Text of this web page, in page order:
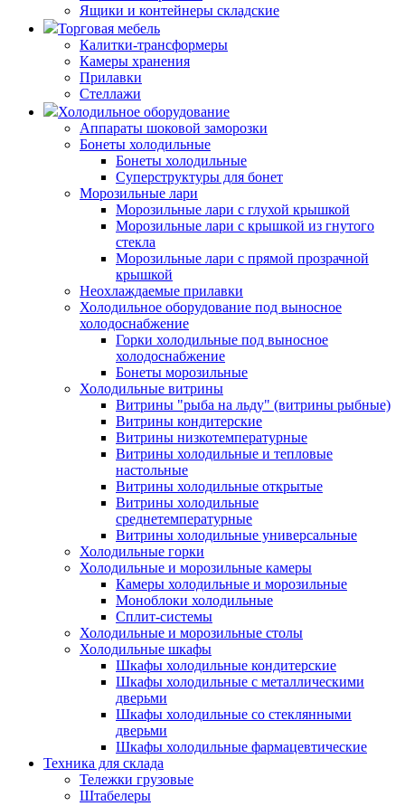
Ящики и контейнеры складские
Торговая мебель
Калитки-трансформеры
Камеры хранения
Прилавки
Стеллажи
Холодильное оборудование
Аппараты шоковой заморозки
Бонеты холодильные
Бонеты холодильные
Суперструктуры для бонет
Морозильные лари
Морозильные лари с глухой крышкой
Морозильные лари с крышкой из гнутого
стекла
Морозильные лари с прямой прозрачной
крышкой
Неохлаждаемые прилавки
Холодильное оборудование под выносное
холодоснабжение
Горки холодильные под выносное
холодоснабжение
Бонеты морозильные
Холодильные витрины
Витрины "рыба на льду" (витрины рыбные)
Витрины кондитерские
Витрины низкотемпературные
Витрины холодильные и тепловые
настольные
Витрины холодильные открытые
Витрины холодильные
среднетемпературные
Витрины холодильные универсальные
Холодильные горки
Холодильные и морозильные камеры
Камеры холодильные и морозильные
Моноблоки холодильные
Сплит-системы
Холодильные и морозильные столы
Холодильные шкафы
Шкафы холодильные кондитерские
Шкафы холодильные с металлическими
дверьми
Шкафы холодильные со стеклянными
дверьми
Шкафы холодильные фармацевтические
Техника для склада
Тележки грузовые
Штабелеры